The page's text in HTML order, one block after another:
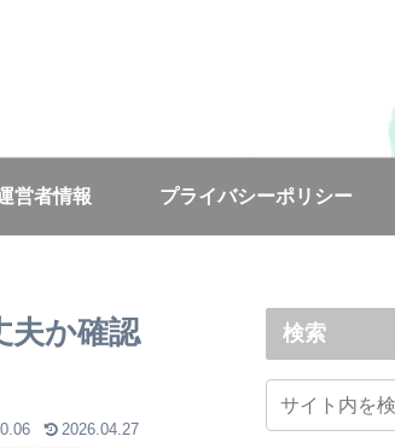
営者情報 プライバシーポリシー
夫か確認
2026.04.27
検索